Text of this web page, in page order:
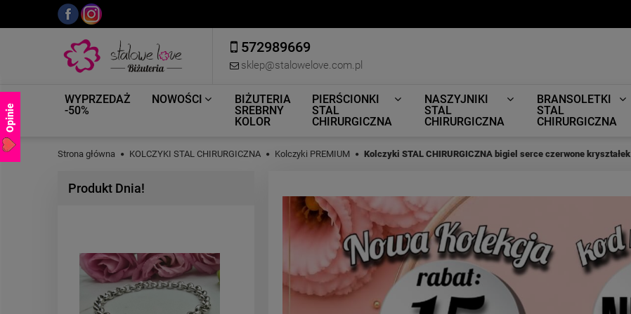
572989669
sklep@stalowelove.com.pl
WYPRZEDAŻ
-50%
NOWOŚCI
BIŻUTERIA
SREBRNY
KOLOR
PIERŚCIONKI
STAL
CHIRURGICZNA
NASZYJNIKI
STAL
CHIRURGICZNA
BRANSOLETKI
STAL
CHIRURGICZNA
Strona główna KOLCZYKI STAL CHIRURGICZNA Kolczyki PREMIUM Kolczyki STAL CHIRURGICZNA bigiel serce czerwone kryształek
Produkt Dnia!
Opinie